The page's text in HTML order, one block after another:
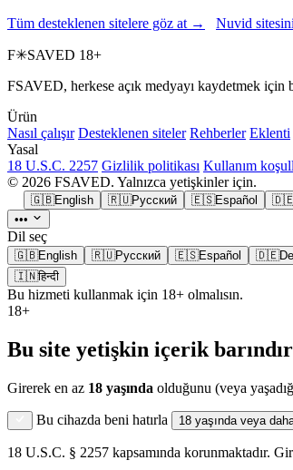
Tüm desteklenen sitelere göz at → Nuvid
F✳SAVED 18+
FSAVED, herkese açık medyayı kaydetmek için
Ürün
Nasıl çalışır Desteklenen siteler Rehberler Eklenti
Yasal
18 U.S.C. 2257 Gizlilik politikası Kullanım
© 2026 FSAVED. Yalnızca yetişkinler için.
🇬🇧English 🇷🇺Русский 🇪🇸Español
•••
Dil seç
🇬🇧English 🇷🇺Русский 🇪🇸Español 🇩🇪
🇮🇳हिन्दी
Bu hizmeti kullanmak için 18+ olmalısın.
18+
Bu site yetişkin içerik
Girerek en az 18 yaşında olduğunu (veya
Bu cihazda beni hatırla 18 yaşında veya
18 U.S.C. § 2257 kapsamında korunmaktadır.